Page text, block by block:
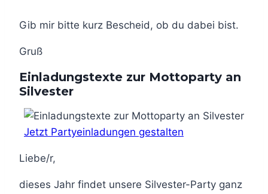
Gib mir bitte kurz Bescheid, ob du dabei bist.
Gruß
Einladungstexte zur Mottoparty an
Silvester
Jetzt Partyeinladungen gestalten
Liebe/r,
dieses Jahr findet unsere Silvester-Party ganz